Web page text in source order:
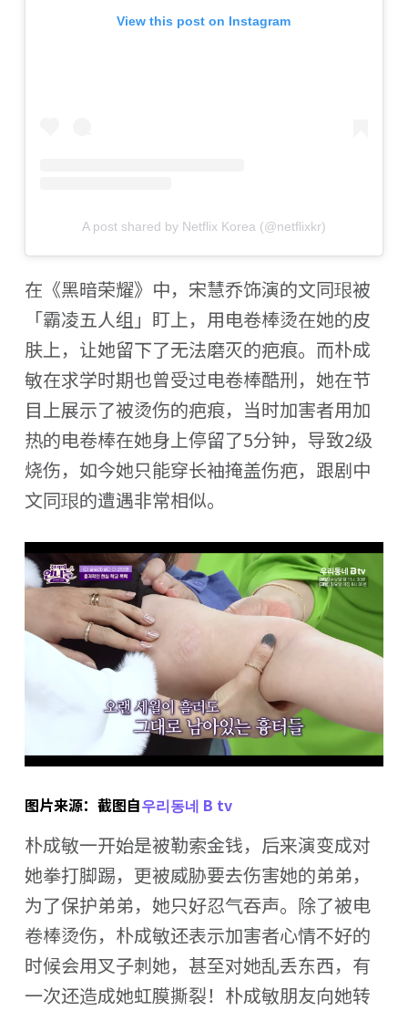
View this post on Instagram
A post shared by Netflix Korea (@netflixkr)
在《黑暗荣耀》中，宋慧乔饰演的文同珢被
「霸凌五人组」盯上，用电卷棒烫在她的皮
肤上，让她留下了无法磨灭的疤痕。而朴成
敏在求学时期也曾受过电卷棒酷刑，她在节
目上展示了被烫伤的疤痕，当时加害者用加
热的电卷棒在她身上停留了5分钟，导致2级
烧伤，如今她只能穿长袖掩盖伤疤，跟剧中
文同珢的遭遇非常相似。
图片来源：截图自우리동네 B tv
朴成敏一开始是被勒索金钱，后来演变成对
她拳打脚踢，更被威胁要去伤害她的弟弟，
为了保护弟弟，她只好忍气吞声。除了被电
卷棒烫伤，朴成敏还表示加害者心情不好的
时候会用叉子刺她，甚至对她乱丢东西，有
一次还造成她虹膜撕裂！朴成敏朋友向她转